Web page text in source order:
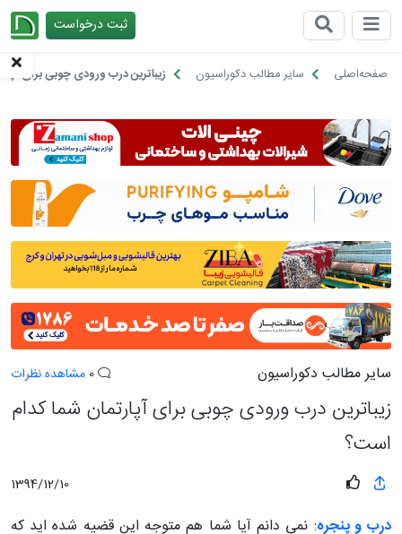
ثبت درخواست
صفحه‌اصلی سایر مطالب دکوراسیون زیباترین درب ورودی چوبی برای
سایر مطالب دکوراسیون مشاهده نظرات
زیباترین درب ورودی چوبی برای آپارتمان شما کدام
است؟
1394/12/10
درب و پنجره: نمی دانم آیا شما هم متوجه این قضیه شده اید که